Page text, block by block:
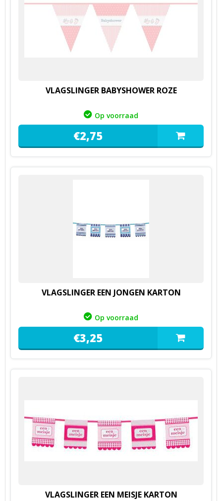
VLAGSLINGER BABYSHOWER ROZE
Op voorraad
€2,75
VLAGSLINGER EEN JONGEN KARTON
Op voorraad
€3,25
VLAGSLINGER EEN MEISJE KARTON